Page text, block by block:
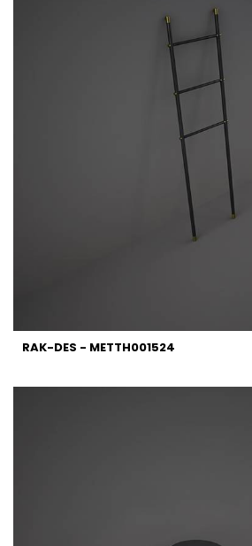
RAK-DES - METTH001524